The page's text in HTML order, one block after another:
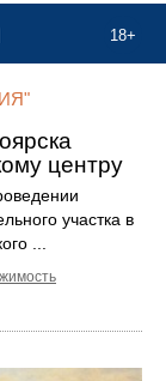
18+
центру
участка в
...